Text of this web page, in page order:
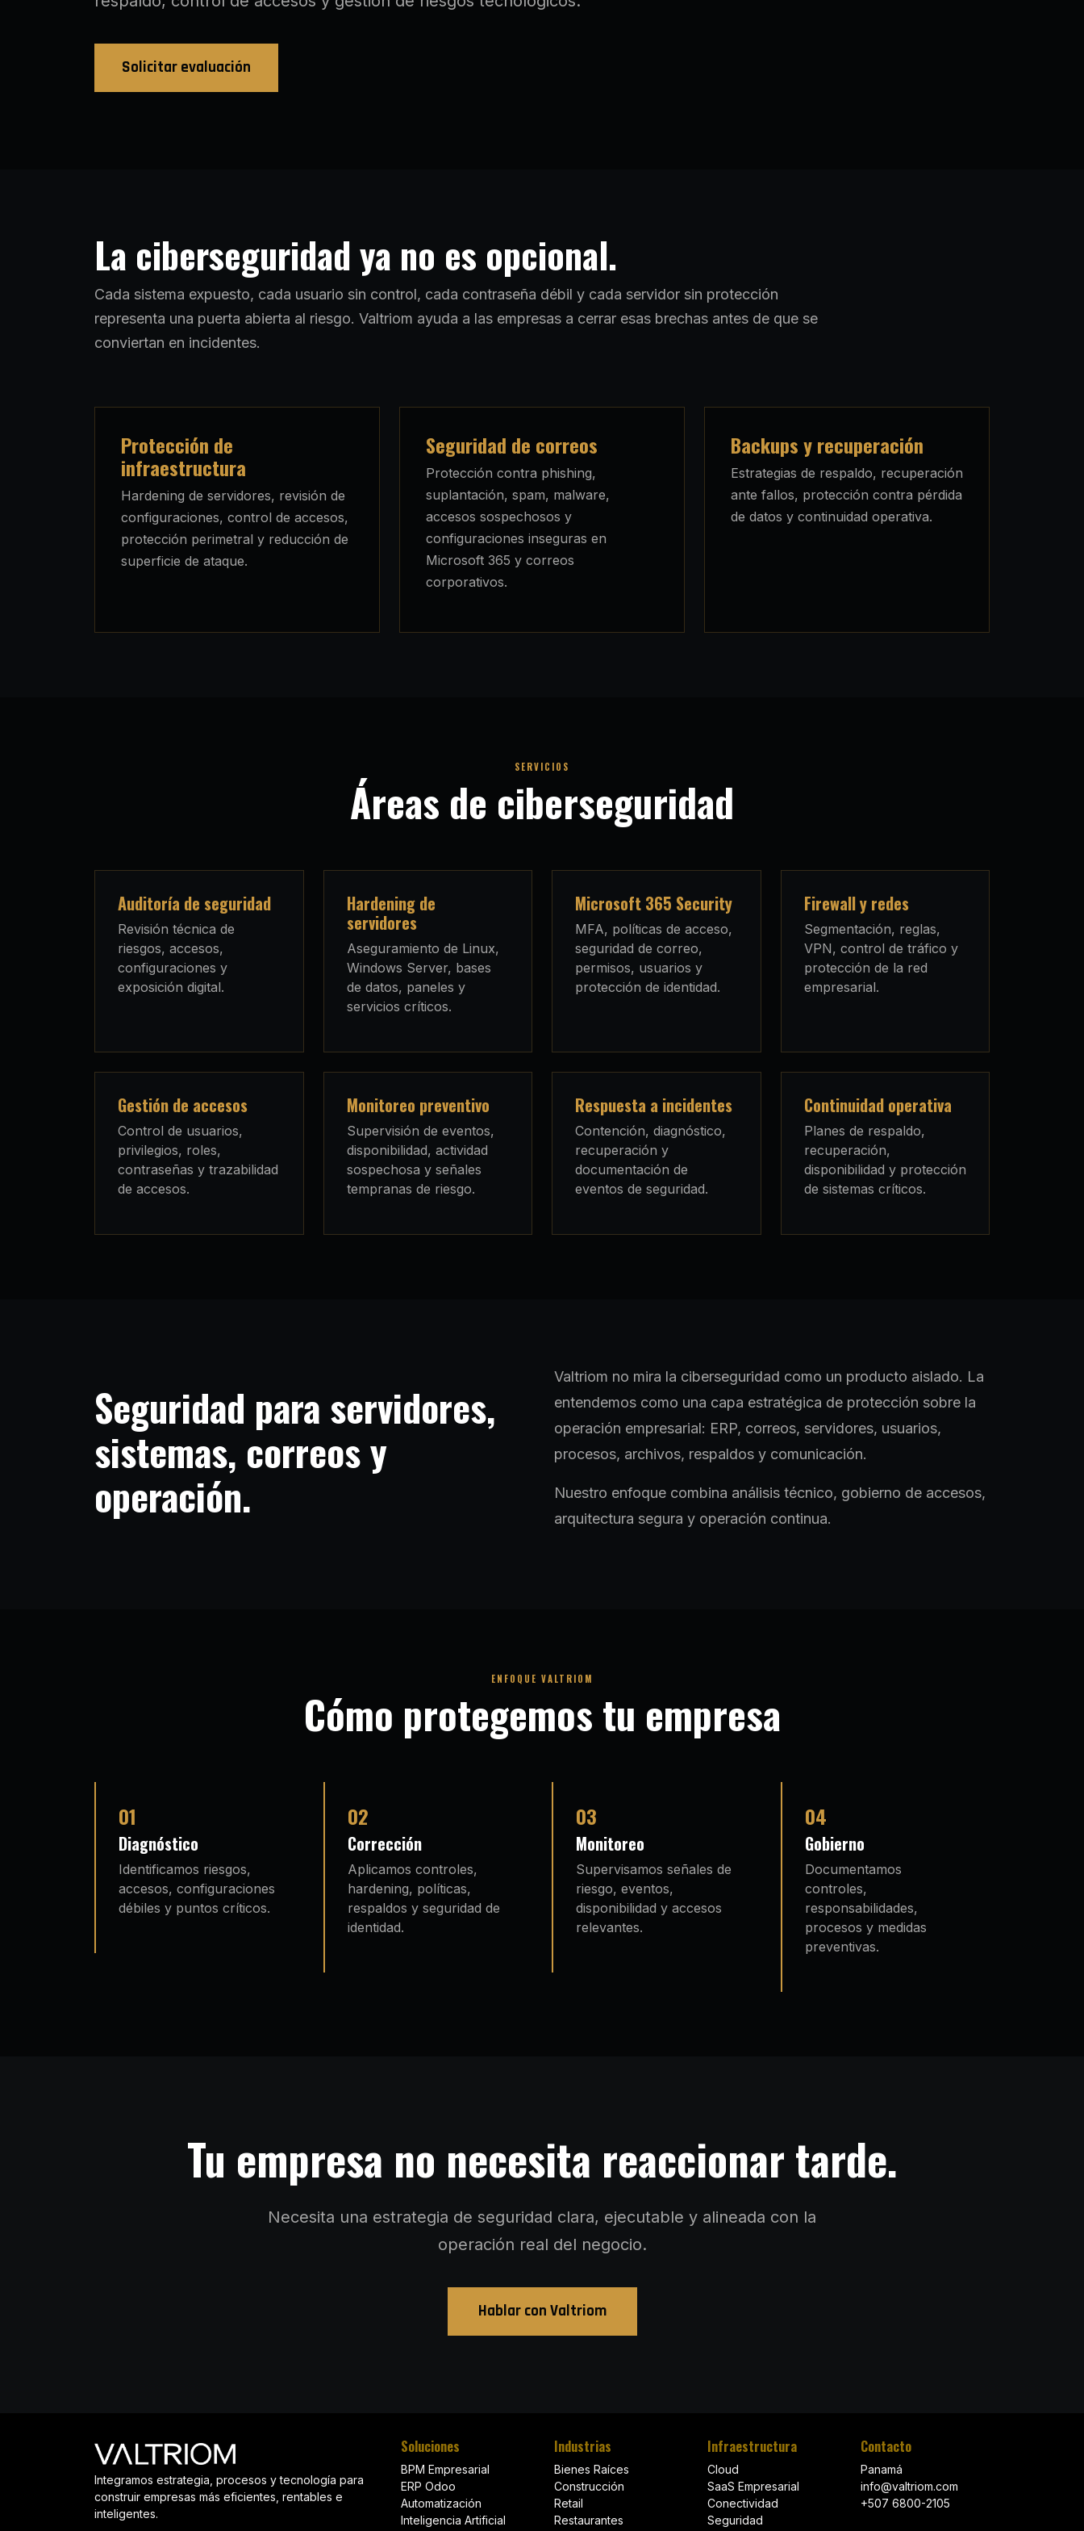
Solicitar evaluación
La ciberseguridad ya no es opcional.
Cada sistema expuesto, cada usuario sin control, cada contraseña débil y cada servidor sin protección
representa una puerta abierta al riesgo. Valtriom ayuda a las empresas a cerrar esas brechas antes de que se
conviertan en incidentes.
Protección de
infraestructura
Hardening de servidores, revisión de
configuraciones, control de accesos,
protección perimetral y reducción de
superficie de ataque.
Seguridad de correos
Protección contra phishing,
suplantación, spam, malware,
accesos sospechosos y
configuraciones inseguras en
Microsoft 365 y correos
corporativos.
Backups y recuperación
Estrategias de respaldo, recuperación
ante fallos, protección contra pérdida
de datos y continuidad operativa.
SERVICIOS
Áreas de ciberseguridad
Auditoría de seguridad
Revisión técnica de
riesgos, accesos,
configuraciones y
exposición digital.
Hardening de
servidores
Aseguramiento de Linux,
Windows Server, bases
de datos, paneles y
servicios críticos.
Microsoft 365 Security
MFA, políticas de acceso,
seguridad de correo,
permisos, usuarios y
protección de identidad.
Firewall y redes
Segmentación, reglas,
VPN, control de tráfico y
protección de la red
empresarial.
Gestión de accesos
Control de usuarios,
privilegios, roles,
contraseñas y trazabilidad
de accesos.
Monitoreo preventivo
Supervisión de eventos,
disponibilidad, actividad
sospechosa y señales
tempranas de riesgo.
Respuesta a incidentes
Contención, diagnóstico,
recuperación y
documentación de
eventos de seguridad.
Continuidad operativa
Planes de respaldo,
recuperación,
disponibilidad y protección
de sistemas críticos.
Seguridad para servidores,
sistemas, correos y
operación.
Valtriom no mira la ciberseguridad como un producto aislado. La
entendemos como una capa estratégica de protección sobre la
operación empresarial: ERP, correos, servidores, usuarios,
procesos, archivos, respaldos y comunicación.
Nuestro enfoque combina análisis técnico, gobierno de accesos,
arquitectura segura y operación continua.
ENFOQUE VALTRIOM
Cómo protegemos tu empresa
01
Diagnóstico
Identificamos riesgos,
accesos, configuraciones
débiles y puntos críticos.
02
Corrección
Aplicamos controles,
hardening, políticas,
respaldos y seguridad de
identidad.
03
Monitoreo
Supervisamos señales de
riesgo, eventos,
disponibilidad y accesos
relevantes.
04
Gobierno
Documentamos
controles,
responsabilidades,
procesos y medidas
preventivas.
Tu empresa no necesita reaccionar tarde.
Necesita una estrategia de seguridad clara, ejecutable y alineada con la
operación real del negocio.
Hablar con Valtriom
Integramos estrategia, procesos y tecnología para
construir empresas más eficientes, rentables e
inteligentes.
Soluciones
BPM Empresarial
ERP Odoo
Automatización
Inteligencia Artificial
Industrias
Bienes Raíces
Construcción
Retail
Restaurantes
Infraestructura
Cloud
SaaS Empresarial
Conectividad
Seguridad
Contacto
Panamá
info@valtriom.com
+507 6800-2105